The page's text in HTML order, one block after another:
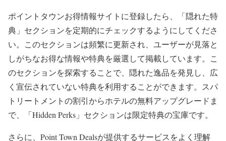
ポイントタウンお得情報サイトに登録したら、「隠れた特
典」セクションを定期的にチェックするようにしてくださ
い。このセクションは頻繁に更新され、ユーザーが見落と
しがちなお得な情報や特典を厳選して掲載しています。こ
のセクションを探索することで、隠れた逸品を発見し、広
く宣伝されていない特典を利用することができます。スパ
トリートメントの割引からホテルの無料アップグレードま
で、「Hidden Perks」セクションは限定特典の宝庫です。
さらに、Point Town Dealsが提供するサービスをよく理解